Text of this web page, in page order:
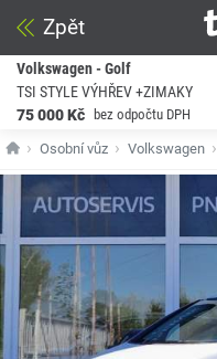
Zpět
Volkswagen - Golf
TSI STYLE VÝHŘEV +ZIMAKY
75 000 Kč
bez odpočtu DPH
Osobní vůz Volkswagen